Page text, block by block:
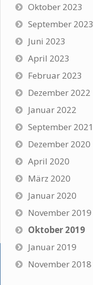
Oktober 2023
September 2023
Juni 2023
April 2023
Februar 2023
Dezember 2022
Januar 2022
September 2021
Dezember 2020
April 2020
März 2020
Januar 2020
November 2019
Oktober 2019
Januar 2019
November 2018